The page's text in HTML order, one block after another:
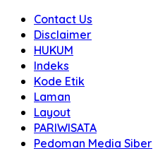
Contact Us
Disclaimer
HUKUM
Indeks
Kode Etik
Laman
Layout
PARIWISATA
Pedoman Media Siber